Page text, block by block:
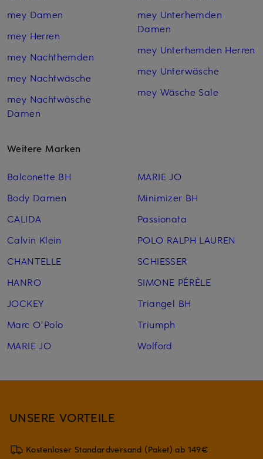
mey Damen
mey Herren
mey Nachthemden
mey Nachtwäsche
mey Nachtwäsche
Damen
mey Unterhemden
Damen
mey Unterhemden Herren
mey Unterwäsche
mey Wäsche Sale
Weitere Marken
Balconette BH
Body Damen
CALIDA
Calvin Klein
CHANTELLE
HANRO
JOCKEY
Marc O'Polo
MARIE JO
MARIE JO
Minimizer BH
Passionata
POLO RALPH LAUREN
SCHIESSER
SIMONE PÉRÈLE
Triangel BH
Triumph
Wolford
UNSERE VORTEILE
Kostenloser Standardversand (Paket) ab 149€